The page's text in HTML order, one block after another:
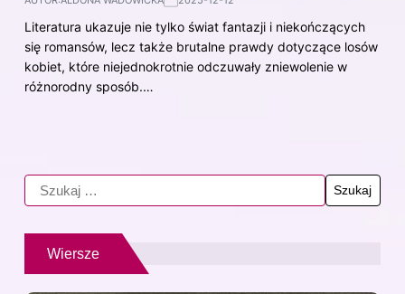
Literatura ukazuje nie tylko świat fantazji i niekończących
się romansów, lecz także brutalne prawdy dotyczące losów
kobiet, które niejednokrotnie odczuwały zniewolenie w
różnorodny sposób.…
Wiersze